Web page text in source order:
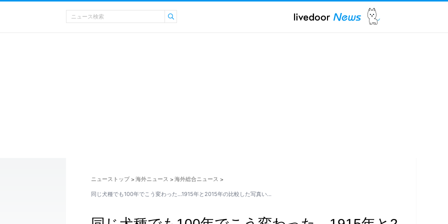
ニューストップ > 海外ニュース > 海外総合ニュース >
同じ犬種でも100年でこう変わった…1915年と2015年の比較した写真い…